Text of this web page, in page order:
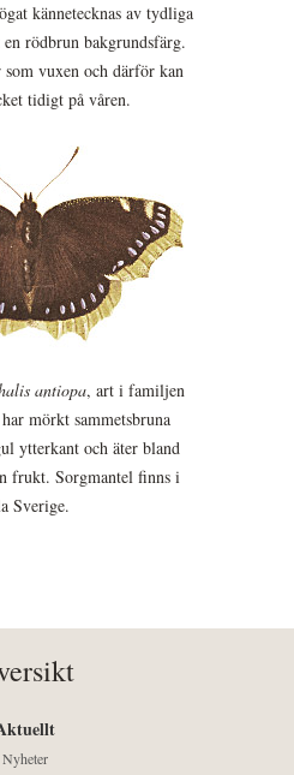
kännetecknas av tydliga
rödbrun bakgrundsfärg.
vuxen och därför kan
tidigt på våren.
antiopa, art i familjen
mörkt sammetsbruna
ytterkant och äter bland
frukt. Sorgmantel finns i
Sverige.
Nyheter